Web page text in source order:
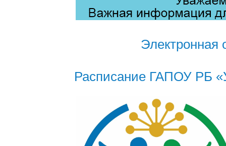
Электронная
Расписание ГАПОУ РБ